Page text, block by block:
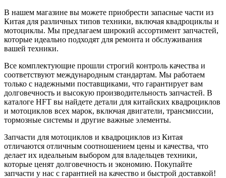
В нашем магазине вы можете приобрести запасные части из
Китая для различных типов техники, включая квадроциклы и
мотоциклы. Мы предлагаем широкий ассортимент запчастей,
которые идеально подходят для ремонта и обслуживания
вашей техники.
Все комплектующие прошли строгий контроль качества и
соответствуют международным стандартам. Мы работаем
только с надежными поставщиками, что гарантирует вам
долговечность и высокую производительность запчастей. В
каталоге HFT вы найдете детали для китайских квадроциклов
и мотоциклов всех марок, включая двигатели, трансмиссии,
тормозные системы и другие важные элементы.
Запчасти для мотоциклов и квадроциклов из Китая
отличаются отличным соотношением цены и качества, что
делает их идеальным выбором для владельцев техники,
которые ценят долговечность и экономию. Покупайте
запчасти у нас с гарантией на качество и быстрой доставкой!